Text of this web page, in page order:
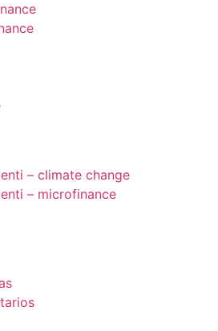
– climate change
– microfinance